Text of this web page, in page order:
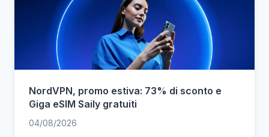
NordVPN, promo estiva: 73% di sconto e
Giga eSIM Saily gratuiti
04/08/2026